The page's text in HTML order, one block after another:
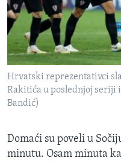
Hrvatski reprezentativci
Rakitića u poslednjoj seriji
Bandić)
Domaći su poveli u
minutu. Osam minuta